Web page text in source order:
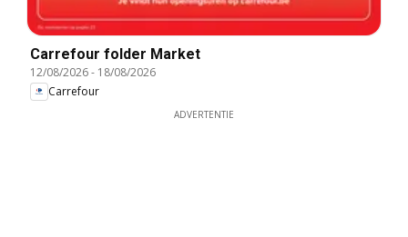
Carrefour folder Market
12/08/2026- 18/08/2026
Carrefour
ADVERTENTIE